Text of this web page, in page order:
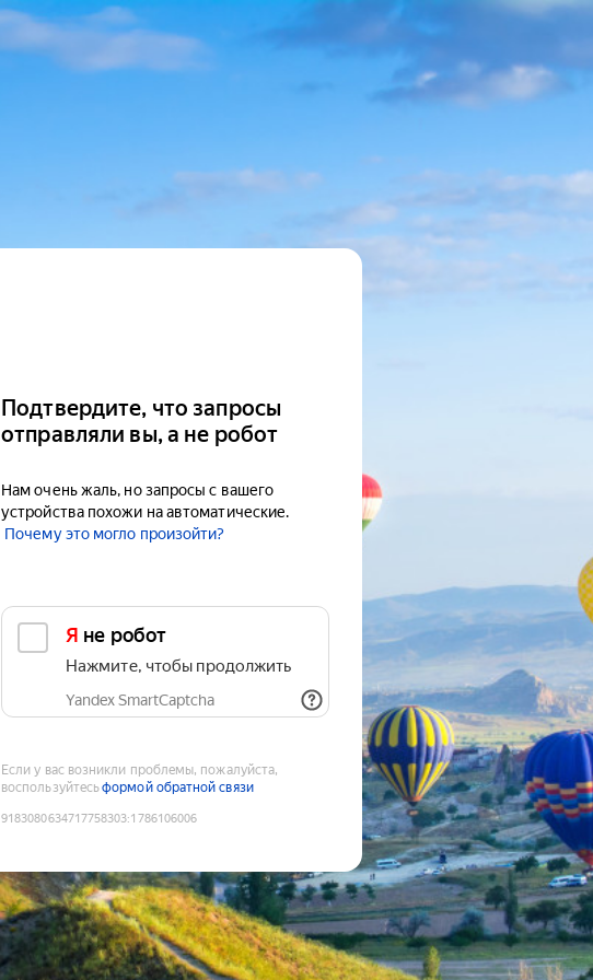
Подтвердите, что запросы
отправляли вы, а не робот
Нам очень жаль, но запросы с вашего
устройства похожи на автоматические.
Почему это могло произойти?
Я не робот
Нажмите, чтобы продолжить
Yandex SmartCaptcha
Если у вас возникли проблемы, пожалуйста,
воспользуйтесьформой обратной связи
9183080634717758303:1786106006